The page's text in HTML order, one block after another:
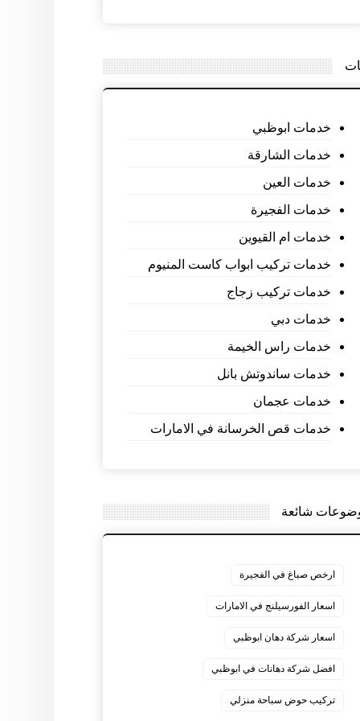
خدمات ابوظبي
خدمات الشارقة
خدمات العين
خدمات الفجيرة
خدمات ام القيوين
خدمات تركيب ابواب كاست المنيوم
خدمات تركيب زجاج
خدمات دبي
خدمات راس الخيمة
خدمات ساندوتش بانل
خدمات عجمان
خدمات قص الخرسانة في الامارات
شائعة
ارخص صباغ في الفجيرة
اسعار الفورسيلنج في الامارات
اسعار شركة دهان ابوظبي
افضل شركة دهانات في ابوظبي
تركيب حوض سباحة منزلي